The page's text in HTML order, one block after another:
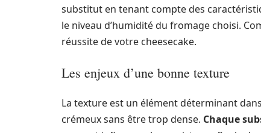
substitut en tenant compte des
le niveau d’humidité du fromage choisi.
réussite de votre cheesecake.
Les enjeux d’une bonne texture
La texture est un élément déterminant
crémeux sans être trop dense. Chaque